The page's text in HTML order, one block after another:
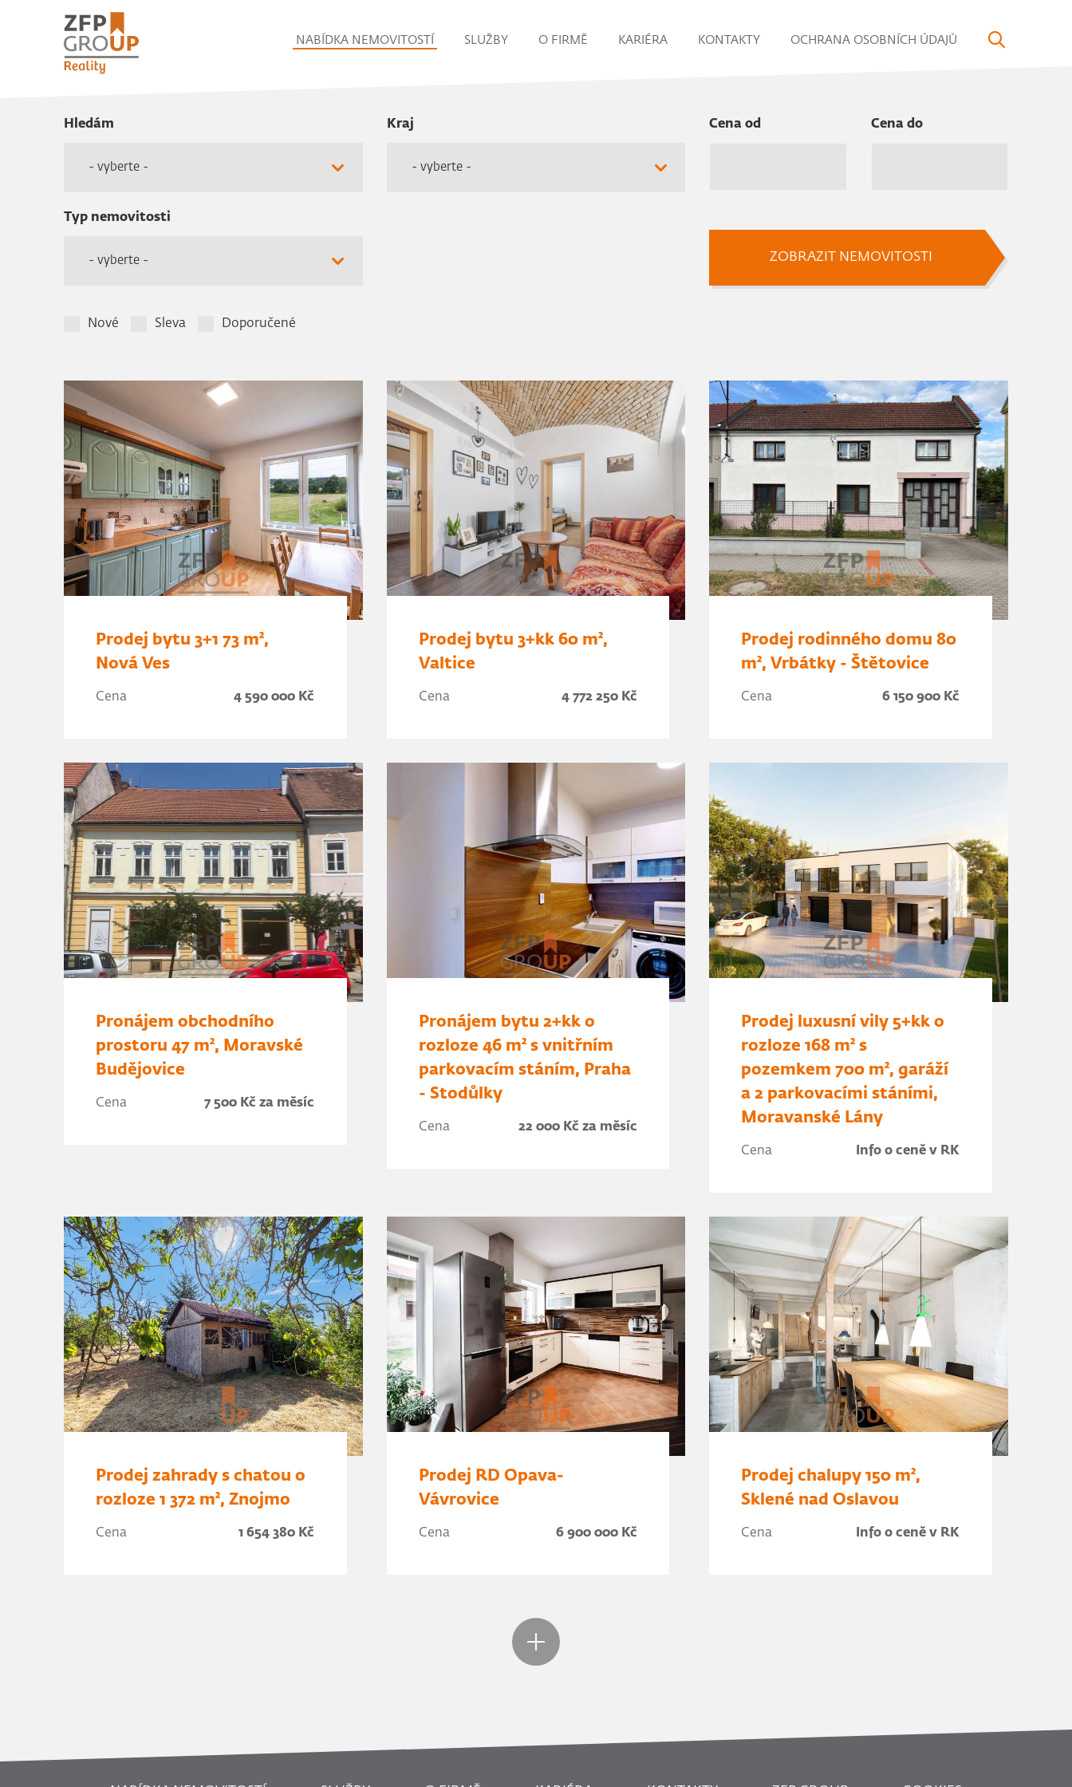
NABÍDKA NEMOVITOSTÍ SLUŽBY O FIRMĚ KARIÉRA KONTAKTY OCHRANA OSOBNÍCH ÚDAJŮ
Hledám
- vyberte -
Kraj
- vyberte -
Cena od Cena do
Typ nemovitosti
- vyberte -
Nové Sleva Doporučené
ZOBRAZIT NEMOVITOSTI
Prodej bytu 3+1 73 m²,
Nová Ves
Cena 4 590 000 Kč
Prodej bytu 3+kk 60 m²,
Valtice
Cena 4 772 250 Kč
Prodej rodinného domu 80
m², Vrbátky - Štětovice
Cena 6 150 900 Kč
Pronájem obchodního
prostoru 47 m², Moravské
Budějovice
Cena 7 500 Kč za měsíc
Pronájem bytu 2+kk o
rozloze 46 m² s vnitřním
parkovacím stáním, Praha
- Stodůlky
Cena 22 000 Kč za měsíc
Prodej luxusní vily 5+kk o
rozloze 168 m² s
pozemkem 700 m², garáží
a 2 parkovacími stáními,
Moravanské Lány
Cena Info o ceně v RK
Prodej zahrady s chatou o
rozloze 1 372 m², Znojmo
Cena 1 654 380 Kč
Prodej RD Opava-
Vávrovice
Cena 6 900 000 Kč
Prodej chalupy 150 m²,
Sklené nad Oslavou
Cena Info o ceně v RK